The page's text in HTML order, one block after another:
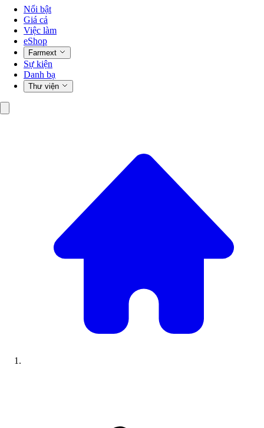
Nổi bật
Giá cả
Việc làm
eShop
Farmext
Sự kiện
Danh bạ
Thư viện